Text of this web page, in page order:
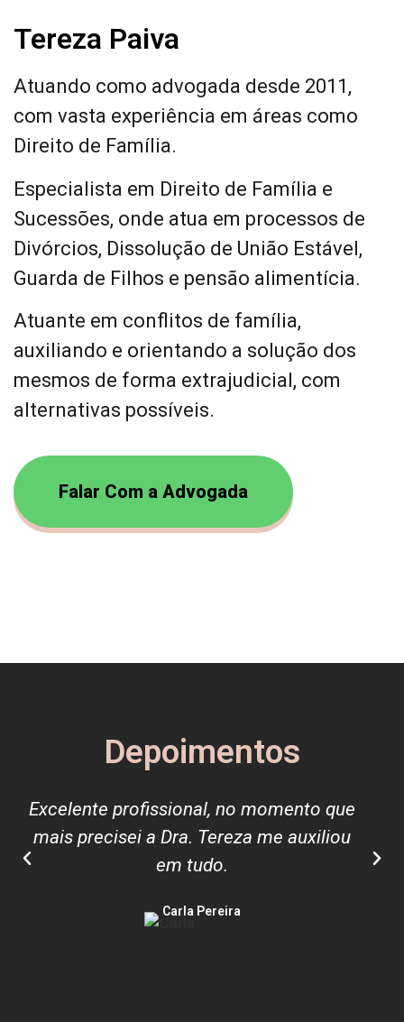
Tereza Paiva
Atuando como advogada desde 2011,
com vasta experiência em áreas como
Direito de Família.
Especialista em Direito de Família e
Sucessões, onde atua em processos de
Divórcios, Dissolução de União Estável,
Guarda de Filhos e pensão alimentícia.
Atuante em conflitos de família,
auxiliando e orientando a solução dos
mesmos de forma extrajudicial, com
alternativas possíveis.
Falar Com a Advogada
Depoimentos
Excelente profissional, no momento que
mais precisei a Dra. Tereza me auxiliou
em tudo.
Carla Pereira